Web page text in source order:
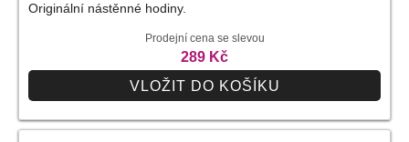
Originální nástěnné hodiny.
Prodejní cena se slevou
289 Kč
VLOŽIT DO KOŠÍKU